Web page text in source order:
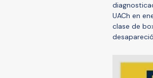
UACh en
clase de